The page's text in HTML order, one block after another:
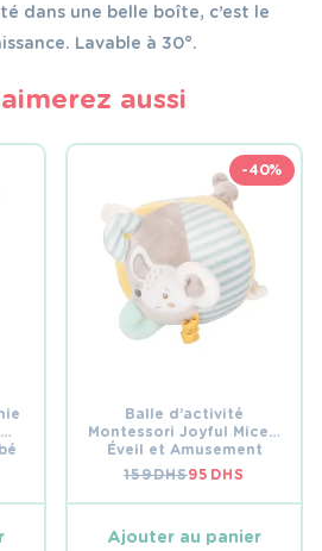
dans une belle boîte, c’est le
Lavable à 30°.
aussi
-40%
Balle d’activité
Montessori Joyful Mice –
Éveil et Amusement
159DHSLE
PRIX
ÉTAIT :
95 DHS
LE
PRIX
EST :
Ajouter au panier